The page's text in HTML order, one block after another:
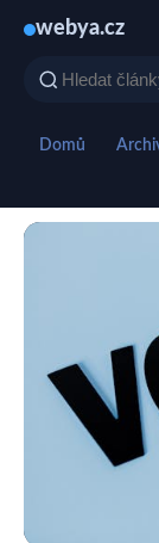
webya.cz
Domů